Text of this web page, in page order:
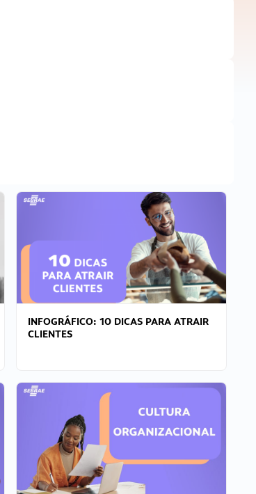
INFOGRÁFICO: 10 DICAS PARA ATRAIR
CLIENTES